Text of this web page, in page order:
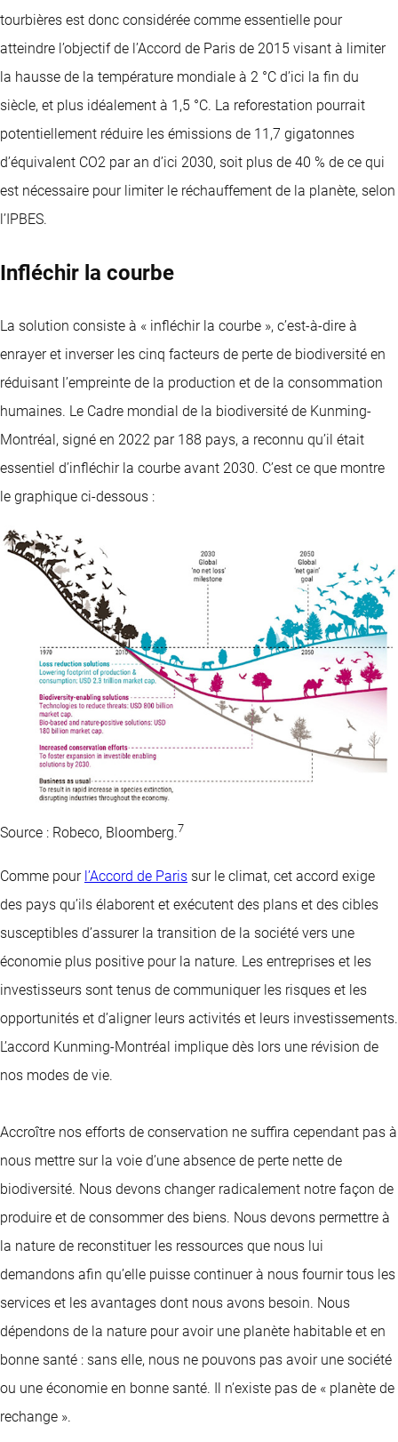
tourbières est donc considérée comme essentielle pour
atteindre l’objectif de l’Accord de Paris de 2015 visant à limiter
la hausse de la température mondiale à 2 °C d’ici la fin du
siècle, et plus idéalement à 1,5 °C. La reforestation pourrait
potentiellement réduire les émissions de 11,7 gigatonnes
d’équivalent CO2 par an d’ici 2030, soit plus de 40 % de ce qui
est nécessaire pour limiter le réchauffement de la planète, selon
l’IPBES.
Infléchir la courbe
La solution consiste à « infléchir la courbe », c’est-à-dire à
enrayer et inverser les cinq facteurs de perte de biodiversité en
réduisant l’empreinte de la production et de la consommation
humaines. Le Cadre mondial de la biodiversité de Kunming-
Montréal, signé en 2022 par 188 pays, a reconnu qu’il était
essentiel d’infléchir la courbe avant 2030. C’est ce que montre
le graphique ci-dessous :
Source : Robeco, Bloomberg.7
Comme pour l’Accord de Paris sur le climat, cet accord exige
des pays qu’ils élaborent et exécutent des plans et des cibles
susceptibles d’assurer la transition de la société vers une
économie plus positive pour la nature. Les entreprises et les
investisseurs sont tenus de communiquer les risques et les
opportunités et d’aligner leurs activités et leurs investissements.
L’accord Kunming-Montréal implique dès lors une révision de
nos modes de vie.
Accroître nos efforts de conservation ne suffira cependant pas à
nous mettre sur la voie d’une absence de perte nette de
biodiversité. Nous devons changer radicalement notre façon de
produire et de consommer des biens. Nous devons permettre à
la nature de reconstituer les ressources que nous lui
demandons afin qu’elle puisse continuer à nous fournir tous les
services et les avantages dont nous avons besoin. Nous
dépendons de la nature pour avoir une planète habitable et en
bonne santé : sans elle, nous ne pouvons pas avoir une société
ou une économie en bonne santé. Il n’existe pas de « planète de
rechange ».